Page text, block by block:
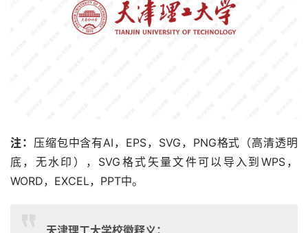
注： 压缩包中含有AI，EPS，SVG，PNG格式（高清透明
底，无水印），SVG格式矢量文件可以导入到WPS，
WORD，EXCEL，PPT中。
天津理工大学校徽释义：